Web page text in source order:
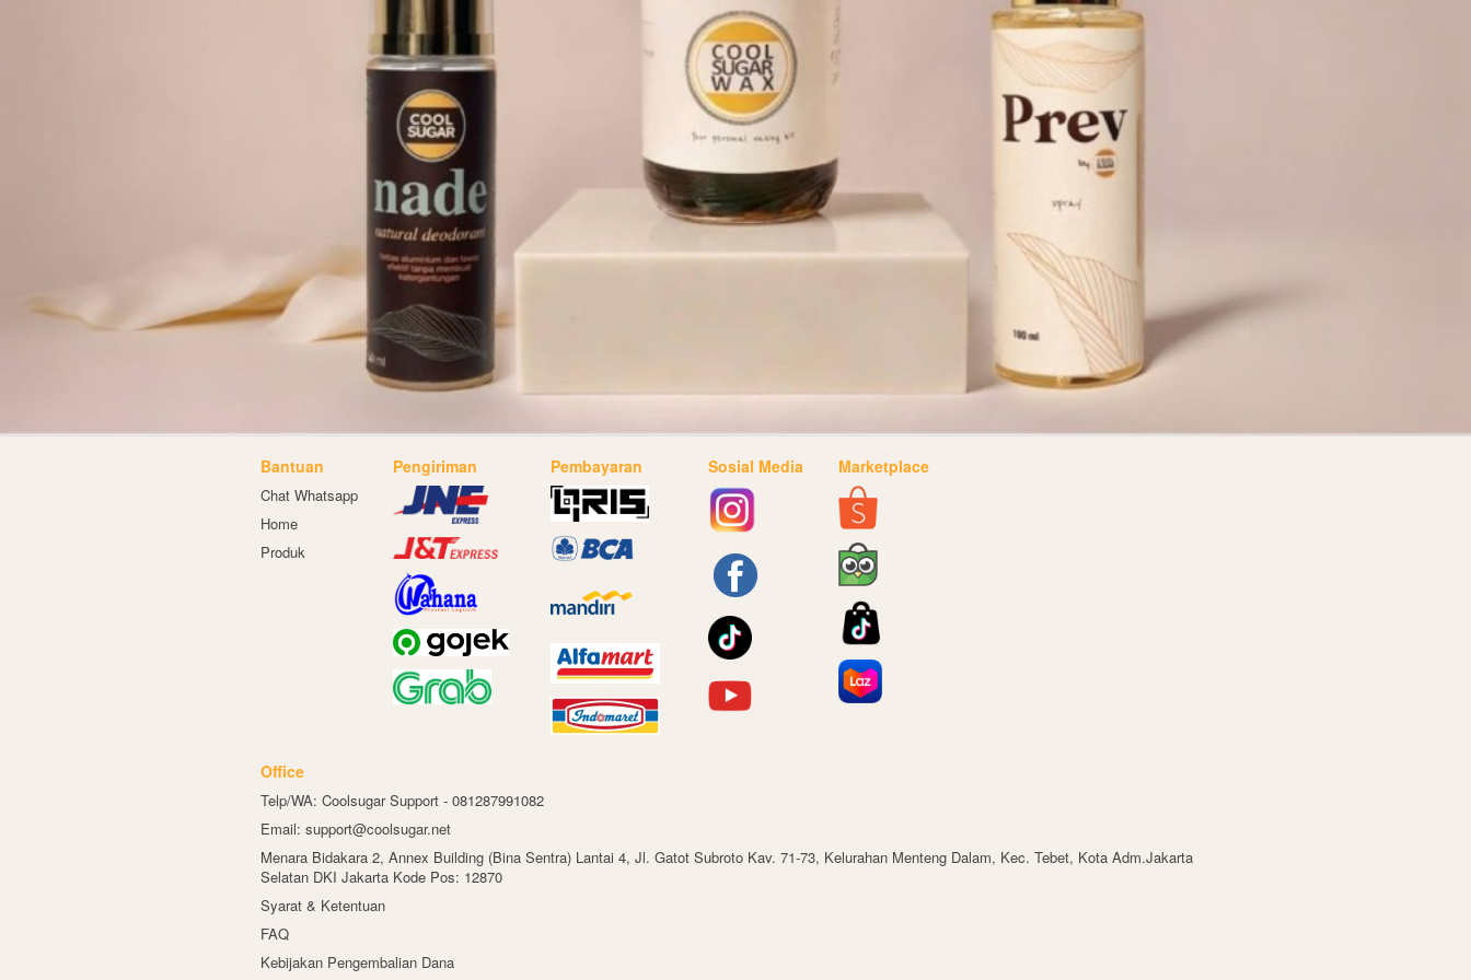
Bantuan
Chat Whatsapp
Home
Produk
Pengiriman Pembayaran Sosial Media Marketplace
Office
Telp/WA: Coolsugar Support - 081287991082
Email: support@coolsugar.net
Menara Bidakara 2, Annex Building (Bina Sentra) Lantai 4, Jl. Gatot Subroto Kav. 71-73, Kelurahan Menteng Dalam, Kec. Tebet, Kota Adm.Jakarta
Selatan DKI Jakarta Kode Pos: 12870
Syarat & Ketentuan
FAQ
Kebijakan Pengembalian Dana